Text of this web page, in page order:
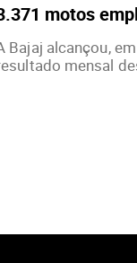
motos
Bajaj alcançou,
mensal